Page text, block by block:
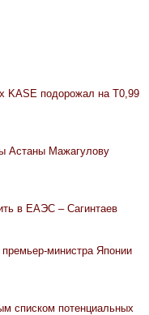
KASE подорожал на Т0,99
Астаны Мажагулову
в ЕАЭС – Сагинтаев
премьер-министра Японии
списком потенциальных